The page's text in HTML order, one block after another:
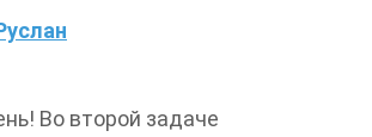
Во второй задаче